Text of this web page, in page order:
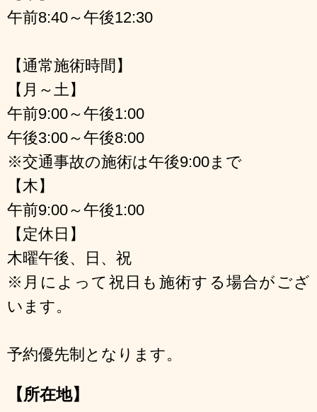
午前8:40～午後12:30
【通常施術時間】
【月～土】
午前9:00～午後1:00
午後3:00～午後8:00
※交通事故の施術は午後9:00まで
【木】
午前9:00～午後1:00
【定休日】
木曜午後、日、祝
※月によって祝日も施術する場合がござ
います。
予約優先制となります。
【所在地】